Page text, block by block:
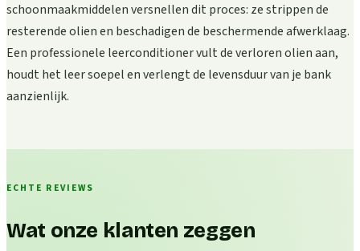
schoonmaakmiddelen versnellen dit proces: ze strippen de
resterende olien en beschadigen de beschermende afwerklaag.
Een professionele leerconditioner vult de verloren olien aan,
houdt het leer soepel en verlengt de levensduur van je bank
aanzienlijk.
ECHTE REVIEWS
Wat onze klanten zeggen